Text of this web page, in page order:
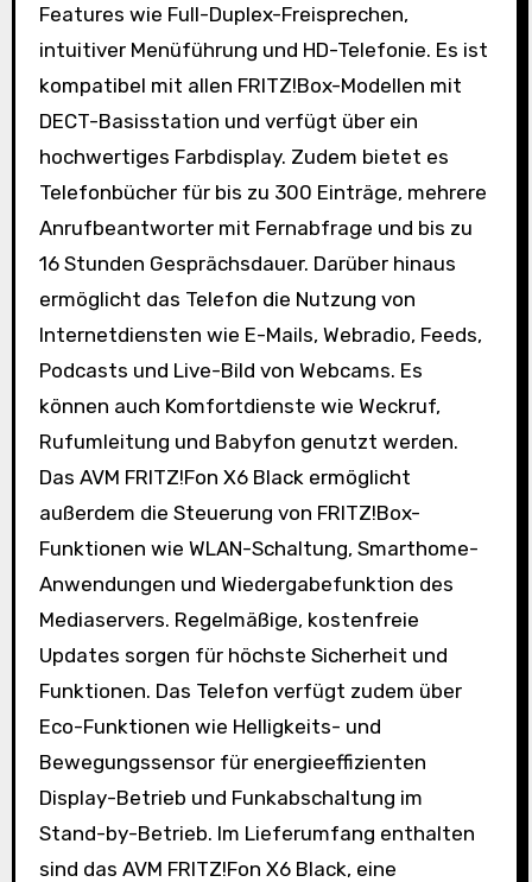
Features wie Full-Duplex-Freisprechen,
intuitiver Menüführung und HD-Telefonie. Es ist
kompatibel mit allen FRITZ!Box-Modellen mit
DECT-Basisstation und verfügt über ein
hochwertiges Farbdisplay. Zudem bietet es
Telefonbücher für bis zu 300 Einträge, mehrere
Anrufbeantworter mit Fernabfrage und bis zu
16 Stunden Gesprächsdauer. Darüber hinaus
ermöglicht das Telefon die Nutzung von
Internetdiensten wie E-Mails, Webradio, Feeds,
Podcasts und Live-Bild von Webcams. Es
können auch Komfortdienste wie Weckruf,
Rufumleitung und Babyfon genutzt werden.
Das AVM FRITZ!Fon X6 Black ermöglicht
außerdem die Steuerung von FRITZ!Box-
Funktionen wie WLAN-Schaltung, Smarthome-
Anwendungen und Wiedergabefunktion des
Mediaservers. Regelmäßige, kostenfreie
Updates sorgen für höchste Sicherheit und
Funktionen. Das Telefon verfügt zudem über
Eco-Funktionen wie Helligkeits- und
Bewegungssensor für energieeffizienten
Display-Betrieb und Funkabschaltung im
Stand-by-Betrieb. Im Lieferumfang enthalten
sind das AVM FRITZ!Fon X6 Black, eine